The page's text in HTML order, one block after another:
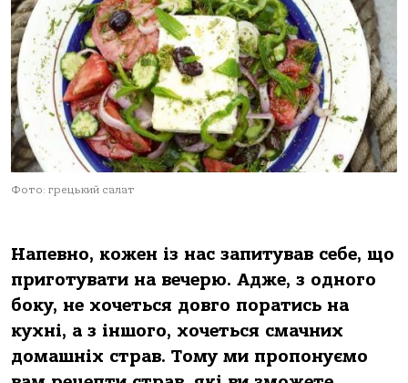
Фото: грецький салат
Напевно, кожен із нас запитував себе, що
приготувати на вечерю. Адже, з одного
боку, не хочеться довго поратись на
кухні, а з іншого, хочеться смачних
домашніх страв. Тому ми пропонуємо